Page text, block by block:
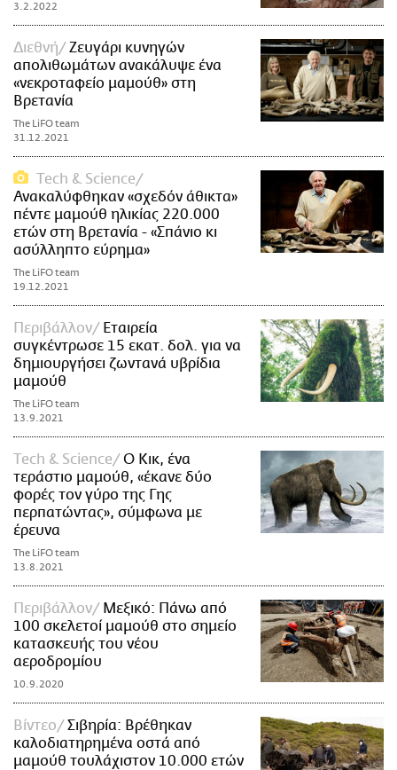
3.2.2022
Διεθνή
Ζευγάρι κυνηγών
απολιθωμάτων ανακάλυψε ένα
«νεκροταφείο μαμούθ» στη
Βρετανία
The LiFO team
31.12.2021
Τech & Science
Ανακαλύφθηκαν «σχεδόν άθικτα»
πέντε μαμούθ ηλικίας 220.000
ετών στη Βρετανία - «Σπάνιο κι
ασύλληπτο εύρημα»
The LiFO team
19.12.2021
Περιβάλλον
Εταιρεία
συγκέντρωσε 15 εκατ. δολ. για να
δημιουργήσει ζωντανά υβρίδια
μαμούθ
The LiFO team
13.9.2021
Τech & Science
Ο Κικ, ένα
τεράστιο μαμούθ, «έκανε δύο
φορές τον γύρο της Γης
περπατώντας», σύμφωνα με
έρευνα
The LiFO team
13.8.2021
Περιβάλλον
Μεξικό: Πάνω από
100 σκελετοί μαμούθ στο σημείο
κατασκευής του νέου
αεροδρομίου
10.9.2020
Βίντεο
Σιβηρία: Βρέθηκαν
καλοδιατηρημένα οστά από
μαμούθ τουλάχιστον 10.000 ετών